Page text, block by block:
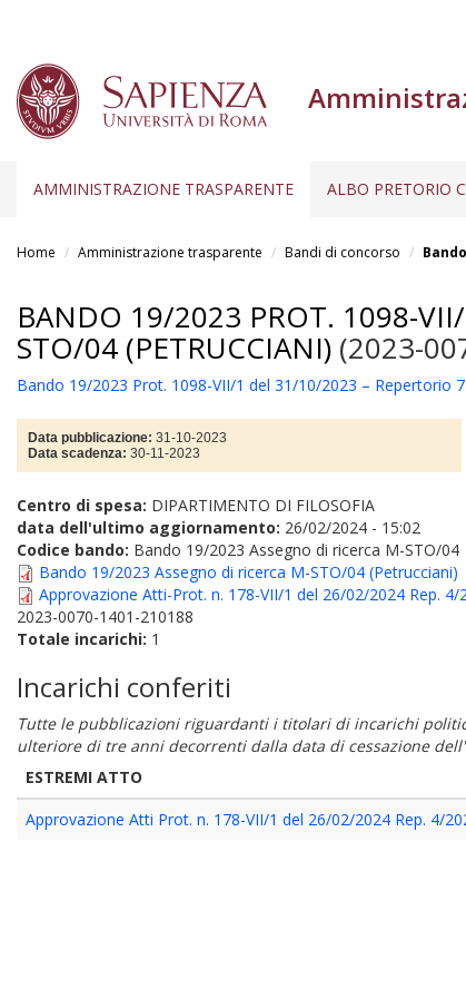
AMMINISTRAZIONE TRASPARENTE ALBO PRETORIO
Home Amministrazione trasparente Bandi di concorso
BANDO 19/2023 PROT. 1098-
STO/04 (PETRUCCIANI) (2023-
Bando 19/2023 Prot. 1098-VII/1 del 31/10/2023 – Repertorio
Data pubblicazione: 31-10-2023
Data scadenza: 30-11-2023
Centro di spesa: DIPARTIMENTO DI FILOSOFIA
data dell'ultimo aggiornamento: 26/02/2024 - 15:02
Codice bando: Bando 19/2023 Assegno di ricerca M-STO/04
Bando 19/2023 Assegno di ricerca M-STO/04 (Petrucciani)
Approvazione Atti-Prot. n. 178-VII/1 del 26/02/2024 Rep. 4/
2023-0070-1401-210188
Totale incarichi: 1
Incarichi conferiti
Tutte le pubblicazioni riguardanti i titolari di incarichi
ulteriore di tre anni decorrenti dalla data di cessazione
ESTREMI ATTO
Approvazione Atti Prot. n. 178-VII/1 del 26/02/2024 Rep. 4/